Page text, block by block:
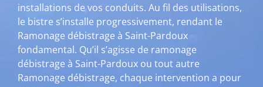
installations de vos conduits. Au fil des utilisations,
le bistre s’installe progressivement, rendant le
Ramonage débistrage à Saint-Pardoux
fondamental. Qu’il s’agisse de ramonage
débistrage à Saint-Pardoux ou tout autre
Ramonage débistrage, chaque intervention a pour